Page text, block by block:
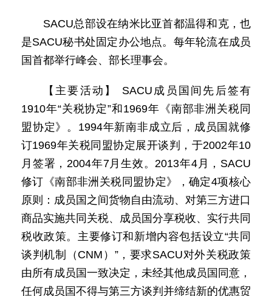
SACU总部设在纳米比亚首都温得和克，也
是SACU秘书处固定办公地点。每年轮流在成员
国首都举行峰会、部长理事会。
【主要活动】 SACU成员国间先后签有
1910年“关税协定”和1969年《南部非洲关税同
盟协定》。1994年新南非成立后，成员国就修
订1969年关税同盟协定展开谈判，于2002年10
月签署，2004年7月生效。2013年4月，SACU
修订《南部非洲关税同盟协定》，确定4项核心
原则：成员国之间货物自由流动、对第三方进口
商品实施共同关税、成员国分享税收、实行共同
税收政策。主要修订和新增内容包括设立“共同
谈判机制（CNM）”，要求SACU对外关税政策
由所有成员国一致决定，未经其他成员国同意，
任何成员国不得与第三方谈判并缔结新的优惠贸